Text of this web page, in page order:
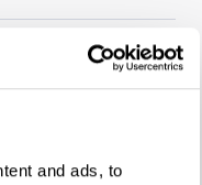
and ads, to